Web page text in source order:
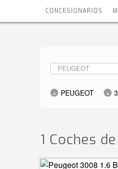
CONCESIONARIOS
PEUGEOT
1 Coches